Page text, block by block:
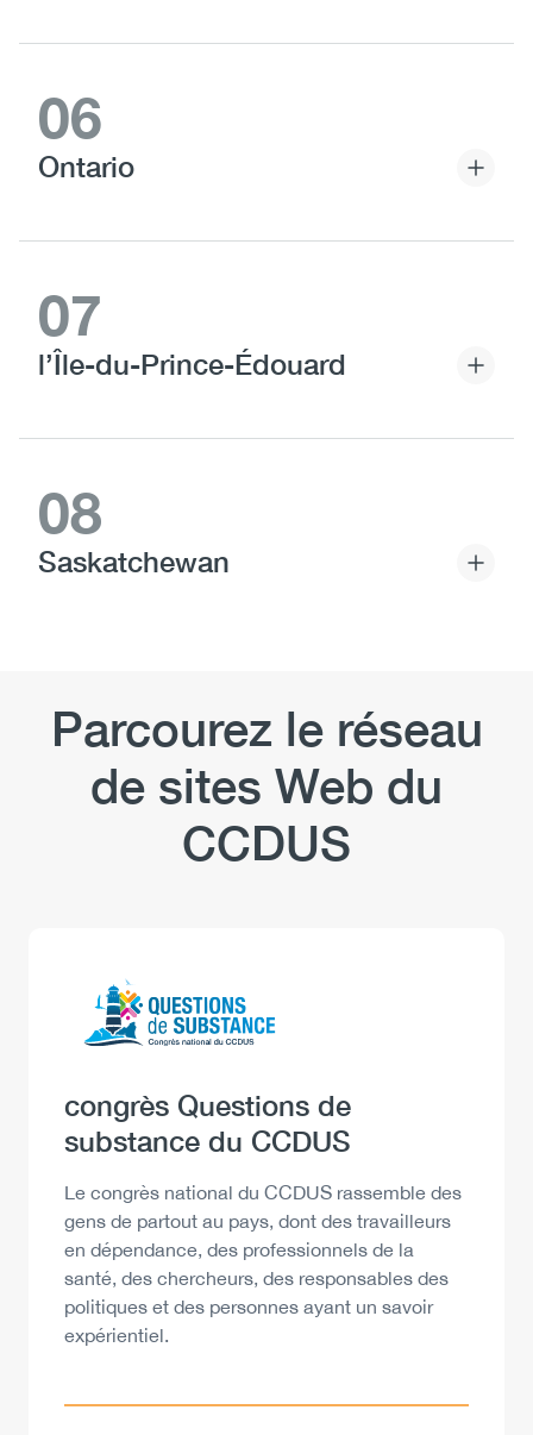
06
Ontario
07
l’Île-du-Prince-Édouard
08
Saskatchewan
Parcourez le réseau
de sites Web du
CCDUS
Heading
congrès Questions de
substance du CCDUS
Description
Le congrès national du CCDUS rassemble des
gens de partout au pays, dont des travailleurs
en dépendance, des professionnels de la
santé, des chercheurs, des responsables des
politiques et des personnes ayant un savoir
expérientiel.